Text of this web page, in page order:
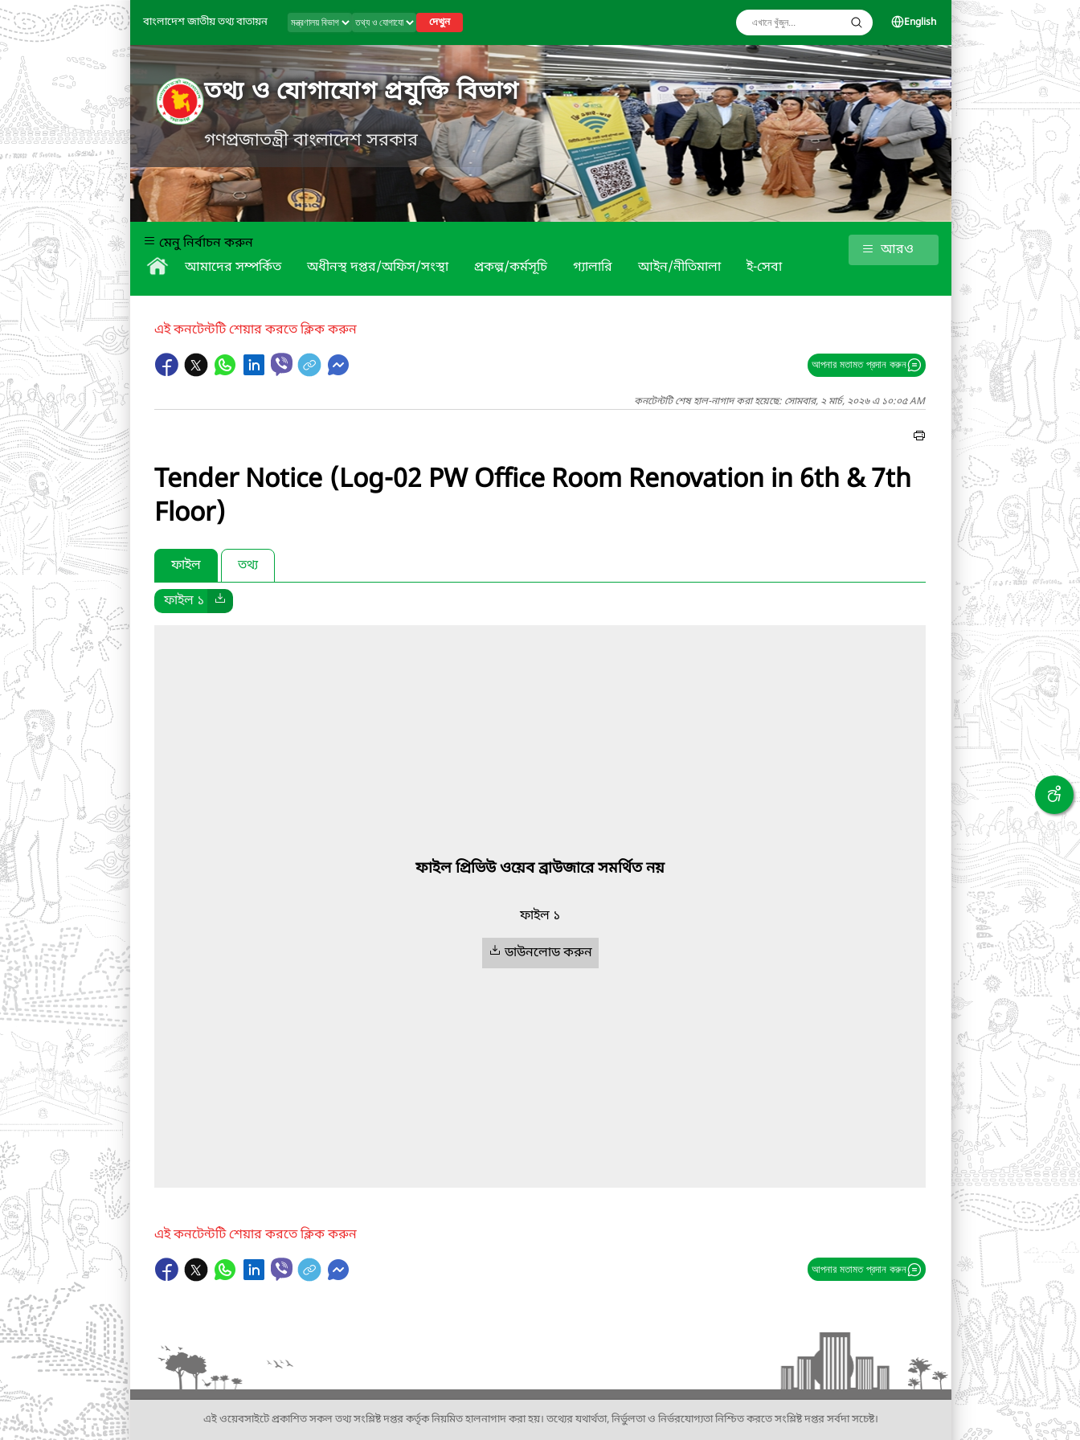
বাংলাদেশ জাতীয় তথ্য বাতায়ন দেখুন English
তথ্য ও যোগাযোগ প্রযুক্তি বিভাগ
গণপ্রজাতন্ত্রী বাংলাদেশ সরকার
মেনু নির্বাচন করুন
আমাদের সম্পর্কিত
অধীনস্থ দপ্তর/অফিস/সংস্থা প্রকল্প/কর্মসূচি গ্যালারি আইন/নীতিমালা ই-সেবা
আরও
এই কনটেন্টটি শেয়ার করতে ক্লিক করুন
আপনার মতামত প্রদান করুন
কনটেন্টটি শেষ হাল-নাগাদ করা হয়েছে: সোমবার, ২ মার্চ, ২০২৬ এ ১০:০৫ AM
Tender Notice (Log-02 PW Office Room Renovation in 6th & 7th
Floor)
ফাইল
তথ্য
ফাইল ১
ফাইল প্রিভিউ ওয়েব ব্রাউজারে সমর্থিত নয়
ফাইল ১
ডাউনলোড করুন
এই কনটেন্টটি শেয়ার করতে ক্লিক করুন
আপনার মতামত প্রদান করুন
এই ওয়েবসাইটে প্রকাশিত সকল তথ্য সংশ্লিষ্ট দপ্তর কর্তৃক নিয়মিত হালনাগাদ করা হয়। তথ্যের যথার্থতা, নির্ভুলতা ও নির্ভরযোগ্যতা নিশ্চিত করতে সংশ্লিষ্ট দপ্তর সর্বদা সচেষ্ট।